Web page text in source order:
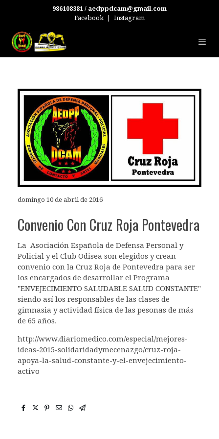
986108381 / aedppdcam@gmail.com
Facebook
Instagram
domingo 10 de abril de 2016
Convenio Con Cruz Roja Pontevedra
La Asociación Española de Defensa Personal y
Policial y el Club Odisea son elegidos y crean
convenio con la Cruz Roja de Pontevedra para ser
los encargados de desarrollar el Programa
"ENVEJECIMIENTO SALUDABLE SALUD CONSTANTE"
siendo así los responsables de las clases de
gimnasia y actividad física de las pesonas de más
de 65 años.
http://www.diariomedico.com/especial/mejores-
ideas-2015-solidaridadymecenazgo/cruz-roja-
apoya-la-salud-constante-y-el-envejecimiento-
activo